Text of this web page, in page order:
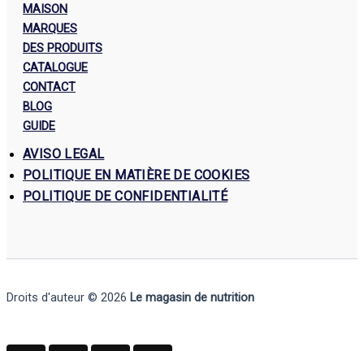
MAISON
MARQUES
DES PRODUITS
CATALOGUE
CONTACT
BLOG
GUIDE
AVISO LEGAL
POLITIQUE EN MATIÈRE DE COOKIES
POLITIQUE DE CONFIDENTIALITÉ
Droits d'auteur © 2026 Le magasin de nutrition